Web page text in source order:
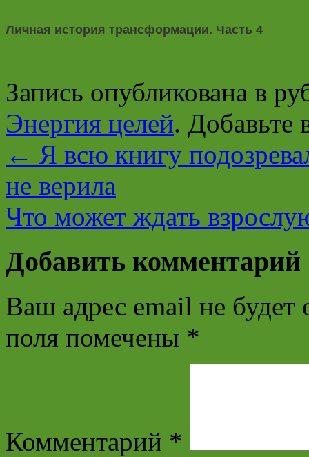
Личная история трансформации. Часть 4
Запись опубликована в
Энергия целей. Добавьте
← Я всю книгу
не верила
Что может ждать
Добавить комментарий
Ваш адрес email не будет
поля помечены *
Комментарий *